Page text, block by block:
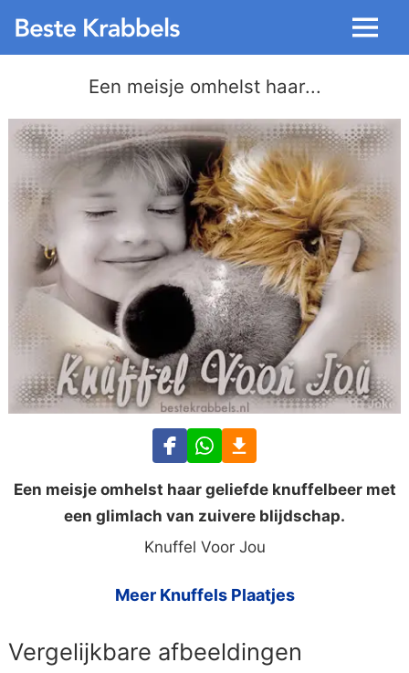
Menu
Een meisje omhelst haar...
Een meisje omhelst haar geliefde knuffelbeer met
een glimlach van zuivere blijdschap.
Knuffel Voor Jou
Meer Knuffels Plaatjes
Vergelijkbare afbeeldingen